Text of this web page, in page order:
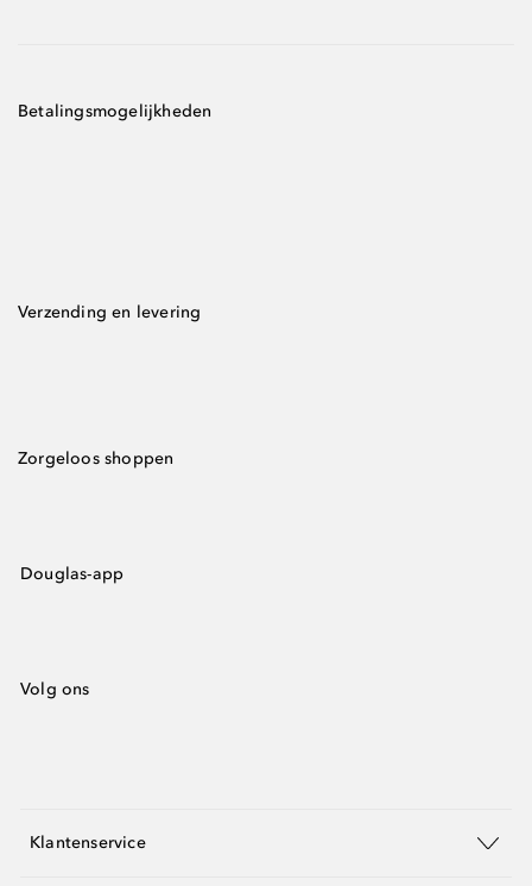
Betalingsmogelijkheden
Verzending en levering
Zorgeloos shoppen
Douglas-app
Volg ons
Klantenservice